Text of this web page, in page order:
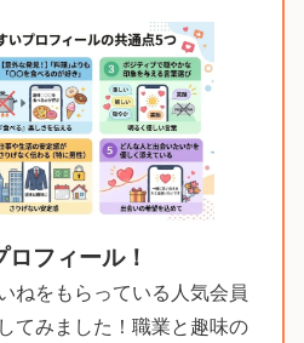
フィール！
ねをもらっている人気会員
てみました！職業と趣味の